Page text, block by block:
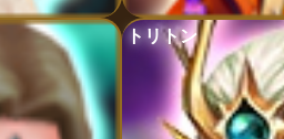
トリトン